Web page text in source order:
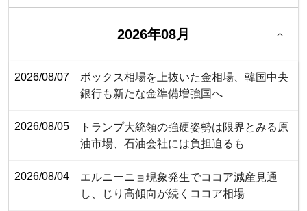
2026年08月
2026/08/07
ボックス相場を上抜いた金相場、韓国中央
銀行も新たな金準備増強国へ
2026/08/05
トランプ大統領の強硬姿勢は限界とみる原
油市場、石油会社には負担迫るも
2026/08/04
エルニーニョ現象発生でココア減産見通
し、じり高傾向が続くココア相場